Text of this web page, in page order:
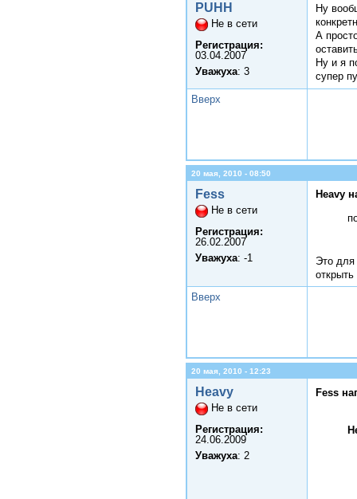
PUHH
Не в сети
Регистрация:
03.04.2007
Уважуха: 3
Ну
А
Ну и я
супер
Вверх
20 мая, 2010 - 08:50
Fess
Не в сети
Регистрация:
26.02.2007
Уважуха: -1
Heavy
Это для
Вверх
20 мая, 2010 - 12:23
Heavy
Не в сети
Регистрация:
24.06.2009
Уважуха: 2
Fess